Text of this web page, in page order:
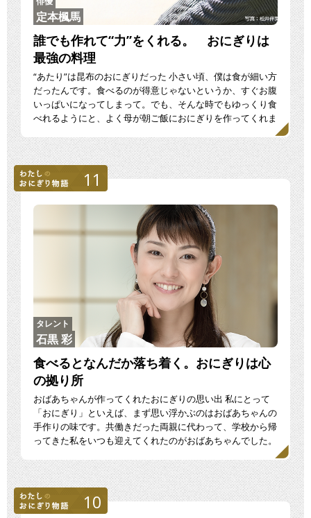
定本楓馬
誰でも作れて“力”をくれる。 おにぎりは
最強の料理
“あたり”は昆布のおにぎりだった 小さい頃、僕は食が細い方
だったんです。食べるのが得意じゃないというか、すぐお腹
いっぱいになってしまって。でも、そんな時でもゆっくり食
べれるようにと、よく母が朝ご飯におにぎりを作ってくれま
11
タレント
石黒 彩
食べるとなんだか落ち着く。おにぎりは心
の拠り所
おばあちゃんが作ってくれたおにぎりの思い出 私にとって
「おにぎり」といえば、まず思い浮かぶのはおばあちゃんの
手作りの味です。共働きだった両親に代わって、学校から帰
ってきた私をいつも迎えてくれたのがおばあちゃんでした。
10